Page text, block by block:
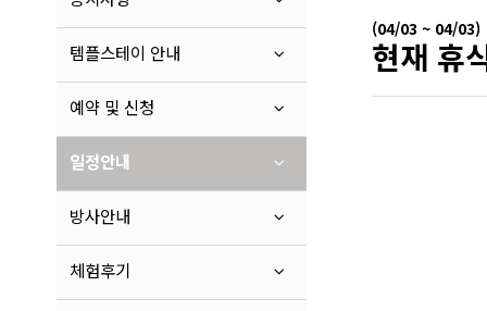
템플스테이 안내
예약 및 신청
일정안내
방사안내
체험후기
(04/03 ~ 04/03)
현재 휴